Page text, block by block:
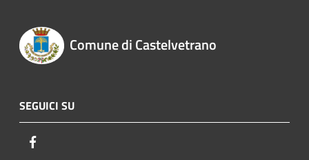
Comune di Castelvetrano
SEGUICI SU